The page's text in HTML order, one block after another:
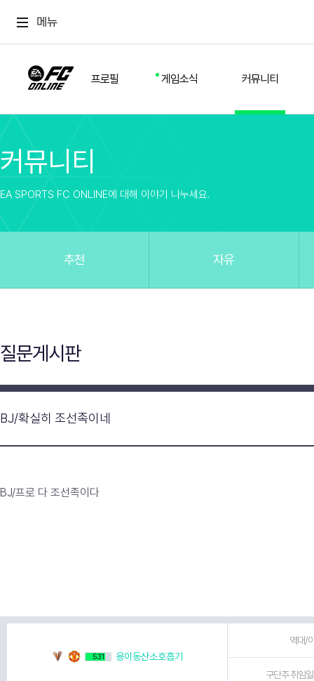
메뉴
프로필 게임소식 커뮤니티
스쿼드
커뮤니티
방명록
업데이트
유저 가이드
게임 플레이 버그 제보
커뮤니티
EA SPORTS FC ONLINE에 대해 이야기 나누세요.
추천 자유
질문게시판
BJ/확실히 조선족이네
BJ/프로 다 조선족이다
531 용이동산소호흡기
역대/
구단주 취임일